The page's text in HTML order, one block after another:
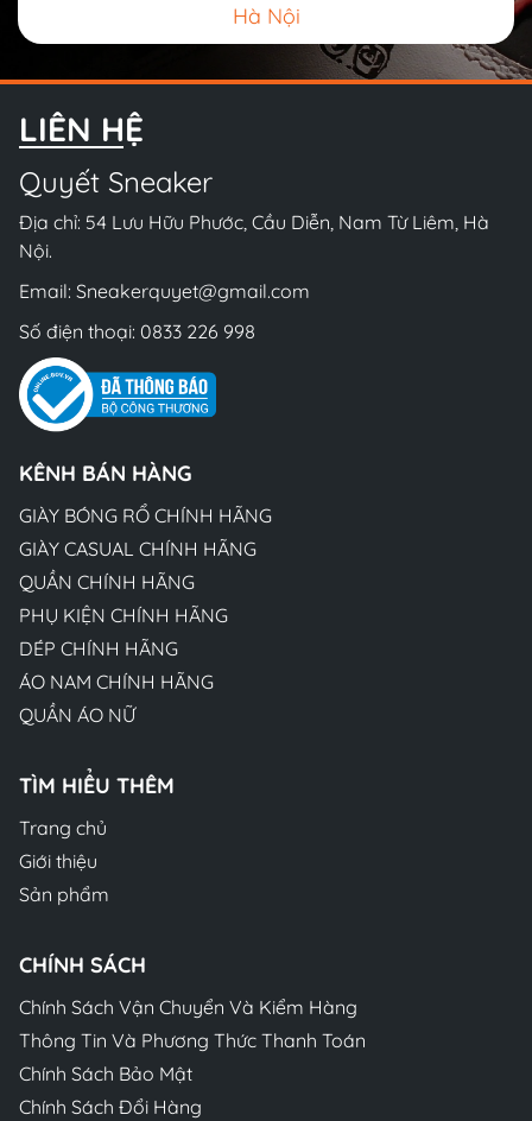
Hà Nội
LIÊN HỆ
Quyết Sneaker
Địa chỉ: 54 Lưu Hữu Phước, Cầu Diễn, Nam Từ Liêm, Hà
Nội.
Email: Sneakerquyet@gmail.com
Số điện thoại: 0833 226 998
KÊNH BÁN HÀNG
GIÀY BÓNG RỔ CHÍNH HÃNG
GIÀY CASUAL CHÍNH HÃNG
QUẦN CHÍNH HÃNG
PHỤ KIỆN CHÍNH HÃNG
DÉP CHÍNH HÃNG
ÁO NAM CHÍNH HÃNG
QUẦN ÁO NỮ
TÌM HIỂU THÊM
Trang chủ
Giới thiệu
Sản phẩm
CHÍNH SÁCH
Chính Sách Vận Chuyển Và Kiểm Hàng
Thông Tin Và Phương Thức Thanh Toán
Chính Sách Bảo Mật
Chính Sách Đổi Hàng